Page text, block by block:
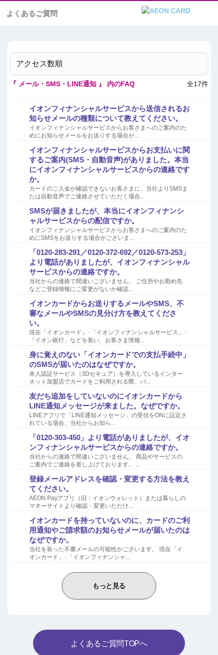
よくあるご質問
『 メール・SMS・LINE通知 』 内のFAQ 全17件
イオンフィナンシャルサービスから送信されるお
知らせメールの種類について教えてください。
イオンフィナンシャルサービスからお客さまへのご案内のた
めにお知らせメールをお送りする場合が...
イオンフィナンシャルサービスからお支払いに関
するご案内(SMS・自動音声)がありました。本当
にイオンフィナンシャルサービスからの連絡です
か。
カードのご入金が確認できないお客さまに、当社よりSMSま
たは自動音声でご連絡させていただく場合...
SMSが届きましたが、本当にイオンフィナンシ
ャルサービスからの配信ですか。
イオンフィナンシャルサービスからお客さまへのご案内のた
めにSMSをお送りする場合がございま...
「0120-283-291／0120-372-692／0120-573-253」
より電話がありましたが、イオンフィナンシャル
サービスからの連絡ですか。
当社からの連絡で間違いございません。 ご住所やお勤め先
などご登録情報にご変更がないか確認...
イオンカードからお送りするメールやSMS、不
審なメールやSMSの見分け方を教えてくださ
い。
現在「イオンカード」･「イオンフィナンシャルサービス」･
「イオン銀行」などを装い、お客さま情報...
身に覚えのない「イオンカードでの支払手続中」
のSMSが届いたのはなぜですか。
本人認証サービス（3Dセキュア）を導入しているインター
ネット加盟店でカードをご利用される際、パ...
友だち追加をしていないのにイオンカードから
LINE通知メッセージが来ました。なぜですか。
LINEアプリで「LINE通知メッセージ」の受信をONに設定さ
れている場合、当社からお知ら...
「0120-303-450」より電話がありましたが、イオ
ンフィナンシャルサービスからの連絡ですか。
当社からの連絡で間違いございません。 商品やサービスの
ご案内でご連絡を差し上げております。 ...
登録メールアドレスを確認・変更する方法を教え
てください。
AEON Payアプリ（旧：イオンウォレット）または暮らしの
マネーサイトより確認・変更いただけ...
イオンカードを持っていないのに、カードのご利
用通知やご請求額のお知らせメールが届いたのは
なぜですか。
当社を装った不審メールの可能性がございます。 現在「イ
オンカード」･「イオンフィナンシャ...
もっと見る
よくあるご質問TOPへ